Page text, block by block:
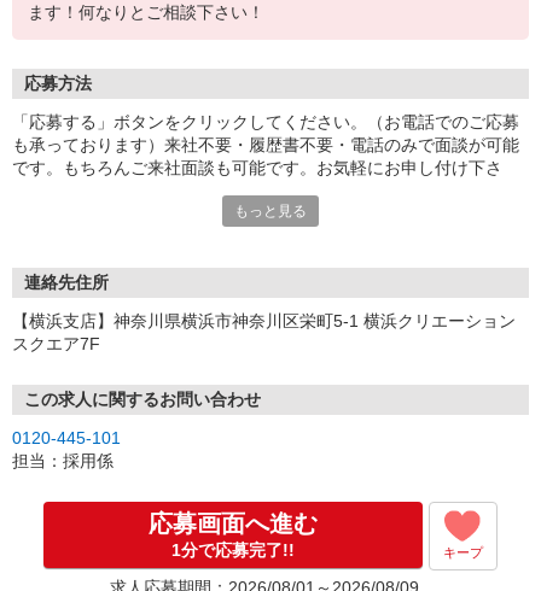
ます！何なりとご相談下さい！
応募方法
「応募する」ボタンをクリックしてください。（お電話でのご応募
も承っております）来社不要・履歴書不要・電話のみで面談が可能
です。もちろんご来社面談も可能です。お気軽にお申し付け下さ
もっと見る
連絡先住所
【横浜支店】神奈川県横浜市神奈川区栄町5-1 横浜クリエーション
スクエア7F
この求人に関するお問い合わせ
0120-445-101
担当：採用係
応募画面へ進む
1分で応募完了!! キープ